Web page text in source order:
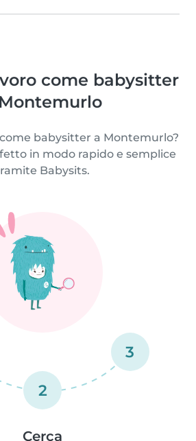
come babysitter
babysitter a Montemurlo?
in modo rapido e semplice
Babysits.
2
3
Cerca